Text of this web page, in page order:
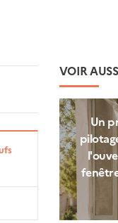
VOIR
Un